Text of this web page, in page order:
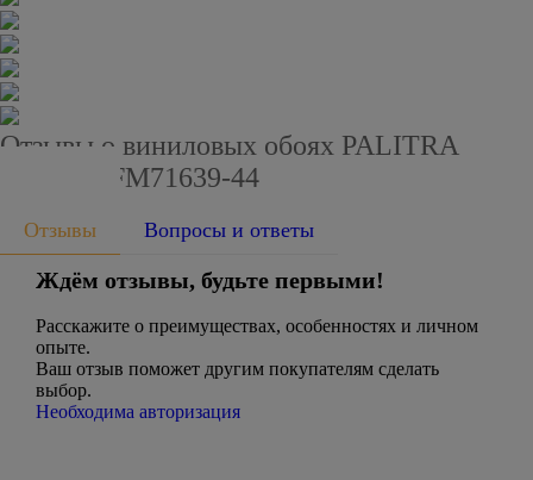
Отзывы о виниловых обоях PALITRA
FAMILY FM71639-44
Отзывы Вопросы и ответы
Ждём отзывы, будьте первыми!
Расскажите о преимуществах, особенностях и личном
опыте.
Ваш отзыв поможет другим покупателям сделать
выбор.
Необходима авторизация